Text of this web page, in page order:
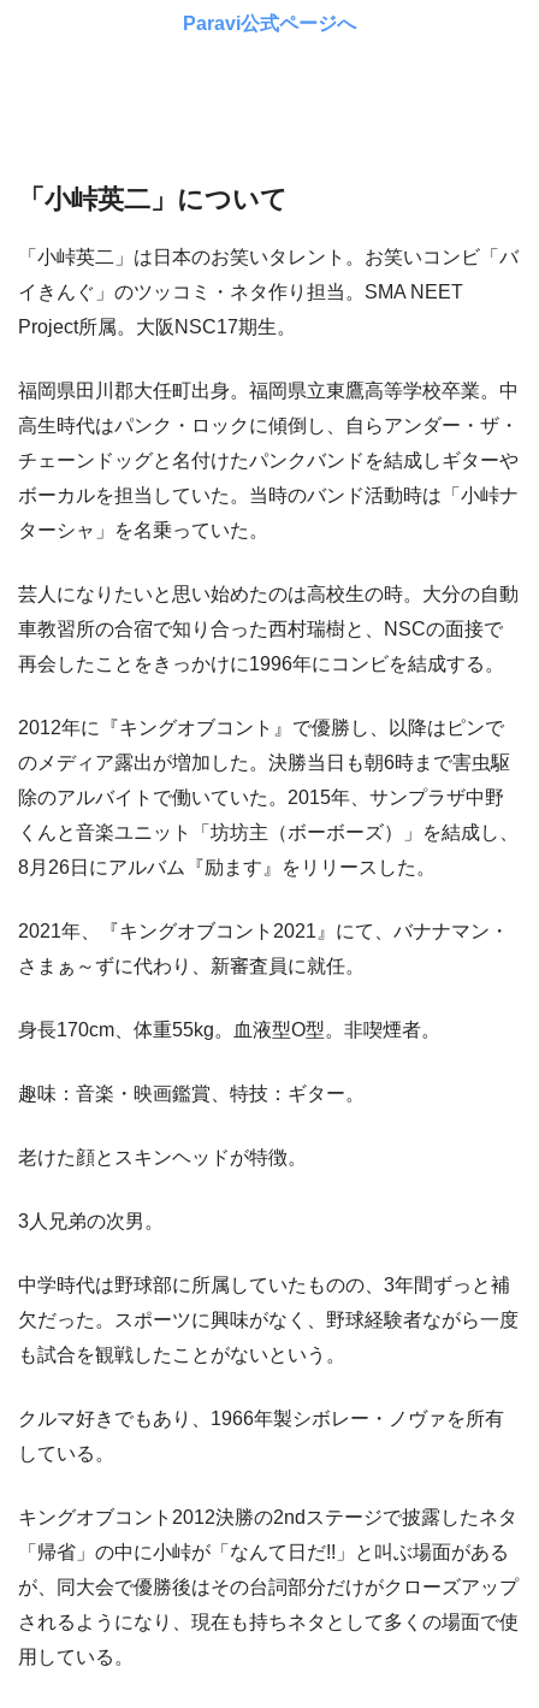
Paravi公式ページへ
「小峠英二」について
「小峠英二」は日本のお笑いタレント。お笑いコンビ「バ
イきんぐ」のツッコミ・ネタ作り担当。SMA NEET
Project所属。大阪NSC17期生。
福岡県田川郡大任町出身。福岡県立東鷹高等学校卒業。中
高生時代はパンク・ロックに傾倒し、自らアンダー・ザ・
チェーンドッグと名付けたパンクバンドを結成しギターや
ボーカルを担当していた。当時のバンド活動時は「小峠ナ
ターシャ」を名乗っていた。
芸人になりたいと思い始めたのは高校生の時。大分の自動
車教習所の合宿で知り合った西村瑞樹と、NSCの面接で
再会したことをきっかけに1996年にコンビを結成する。
2012年に『キングオブコント』で優勝し、以降はピンで
のメディア露出が増加した。決勝当日も朝6時まで害虫駆
除のアルバイトで働いていた。2015年、サンプラザ中野
くんと音楽ユニット「坊坊主（ボーボーズ）」を結成し、
8月26日にアルバム『励ます』をリリースした。
2021年、『キングオブコント2021』にて、バナナマン・
さまぁ～ずに代わり、新審査員に就任。
身長170cm、体重55kg。血液型O型。非喫煙者。
趣味：音楽・映画鑑賞、特技：ギター。
老けた顔とスキンヘッドが特徴。
3人兄弟の次男。
中学時代は野球部に所属していたものの、3年間ずっと補
欠だった。スポーツに興味がなく、野球経験者ながら一度
も試合を観戦したことがないという。
クルマ好きでもあり、1966年製シボレー・ノヴァを所有
している。
キングオブコント2012決勝の2ndステージで披露したネタ
「帰省」の中に小峠が「なんて日だ!!」と叫ぶ場面がある
が、同大会で優勝後はその台詞部分だけがクローズアップ
されるようになり、現在も持ちネタとして多くの場面で使
用している。